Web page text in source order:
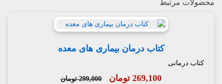
محصولات مرتبط
کتاب درمان بیماری های معده
کتاب درمانی
269,100 تومان 299,000 تومان